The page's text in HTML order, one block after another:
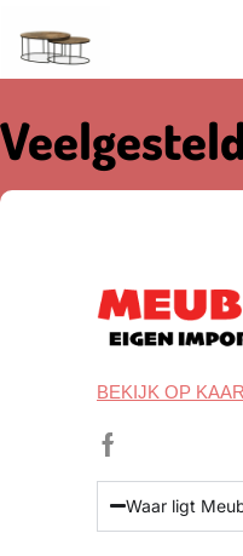
BEKIJK OP
Waar ligt